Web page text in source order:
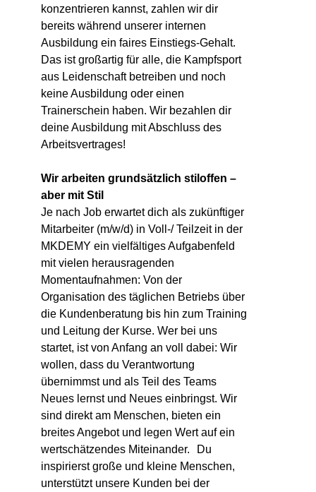
konzentrieren kannst, zahlen wir dir
bereits während unserer internen
Ausbildung ein faires Einstiegs-Gehalt.
Das ist großartig für alle, die Kampfsport
aus Leidenschaft betreiben und noch
keine Ausbildung oder einen
Trainerschein haben. Wir bezahlen dir
deine Ausbildung mit Abschluss des
Arbeitsvertrages!
Wir arbeiten grundsätzlich stiloffen –
aber mit Stil
Je nach Job erwartet dich als zukünftiger
Mitarbeiter (m/w/d) in Voll-/ Teilzeit in der
MKDEMY ein vielfältiges Aufgabenfeld
mit vielen herausragenden
Momentaufnahmen: Von der
Organisation des täglichen Betriebs über
die Kundenberatung bis hin zum Training
und Leitung der Kurse. Wer bei uns
startet, ist von Anfang an voll dabei: Wir
wollen, dass du Verantwortung
übernimmst und als Teil des Teams
Neues lernst und Neues einbringst. Wir
sind direkt am Menschen, bieten ein
breites Angebot und legen Wert auf ein
wertschätzendes Miteinander. Du
inspirierst große und kleine Menschen,
unterstützt unsere Kunden bei der